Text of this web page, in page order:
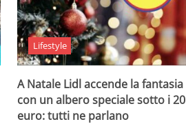
Lifestyle
A Natale Lidl accende la fantasia
con un albero speciale sotto i 20
euro: tutti ne parlano